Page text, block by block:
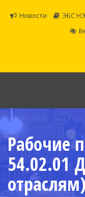
Новости ЭБС
САМАРСКОЕ ОБЛАСТНОЕ УЧИЛИЩЕ КУЛЬТУРЫ И
ИСКУССТВ
Официальный сайт
Рабочие
54.02.01